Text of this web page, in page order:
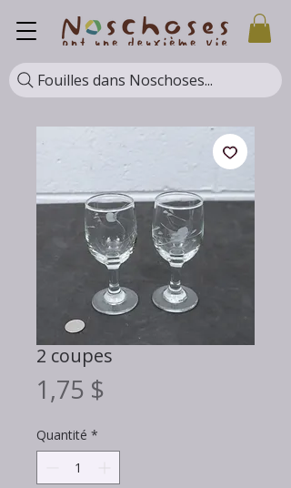
Fouilles dans Noschoses...
2 coupes
1,75 $
Quantité *